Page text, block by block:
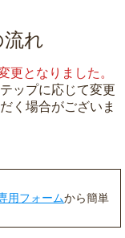
れ
更となりました。
ップに応じて変更
く場合がございま
用フォームから簡単